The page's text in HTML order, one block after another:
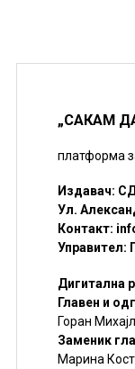
„САКАМ
платформа
Издавач:
Ул.
Контакт:
Управител:
Дигитална
Главен и
Горан
Заменик
Марина